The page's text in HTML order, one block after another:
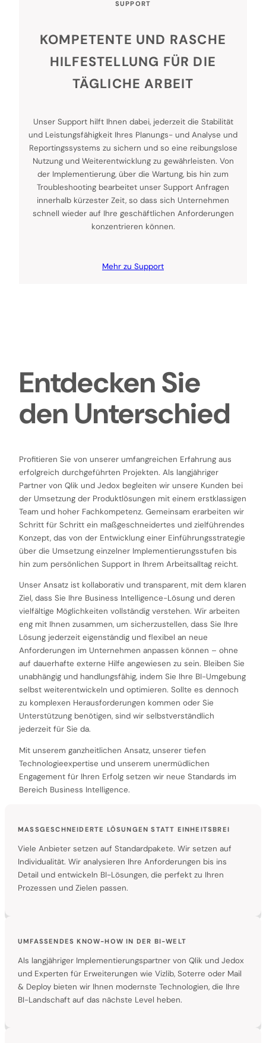
SUPPORT
KOMPETENTE UND RASCHE
HILFESTELLUNG FÜR DIE
TÄGLICHE ARBEIT
Unser Support hilft Ihnen dabei, jederzeit die Stabilität
und Leistungsfähigkeit Ihres Planungs- und Analyse und
Reportingssystems zu sichern und so eine reibungslose
Nutzung und Weiterentwicklung zu gewährleisten. Von
der Implementierung, über die Wartung, bis hin zum
Troubleshooting bearbeitet unser Support Anfragen
innerhalb kürzester Zeit, so dass sich Unternehmen
schnell wieder auf Ihre geschäftlichen Anforderungen
konzentrieren können.
Mehr zu Support
Entdecken Sie
den Unterschied
Profitieren Sie von unserer umfangreichen Erfahrung aus
erfolgreich durchgeführten Projekten. Als langjähriger
Partner von Qlik und Jedox begleiten wir unsere Kunden bei
der Umsetzung der Produktlösungen mit einem erstklassigen
Team und hoher Fachkompetenz. Gemeinsam erarbeiten wir
Schritt für Schritt ein maßgeschneidertes und zielführendes
Konzept, das von der Entwicklung einer Einführungsstrategie
über die Umsetzung einzelner Implementierungsstufen bis
hin zum persönlichen Support in Ihrem Arbeitsalltag reicht.
Unser Ansatz ist kollaborativ und transparent, mit dem klaren
Ziel, dass Sie Ihre Business Intelligence-Lösung und deren
vielfältige Möglichkeiten vollständig verstehen. Wir arbeiten
eng mit Ihnen zusammen, um sicherzustellen, dass Sie Ihre
Lösung jederzeit eigenständig und flexibel an neue
Anforderungen im Unternehmen anpassen können – ohne
auf dauerhafte externe Hilfe angewiesen zu sein. Bleiben Sie
unabhängig und handlungsfähig, indem Sie Ihre BI-Umgebung
selbst weiterentwickeln und optimieren. Sollte es dennoch
zu komplexen Herausforderungen kommen oder Sie
Unterstützung benötigen, sind wir selbstverständlich
jederzeit für Sie da.
Mit unserem ganzheitlichen Ansatz, unserer tiefen
Technologieexpertise und unserem unermüdlichen
Engagement für Ihren Erfolg setzen wir neue Standards im
Bereich Business Intelligence.
MASSGESCHNEIDERTE LÖSUNGEN STATT EINHEITSBREI
Viele Anbieter setzen auf Standardpakete. Wir setzen auf
Individualität. Wir analysieren Ihre Anforderungen bis ins
Detail und entwickeln BI-Lösungen, die perfekt zu Ihren
Prozessen und Zielen passen.
UMFASSENDES KNOW-HOW IN DER BI-WELT
Als langjähriger Implementierungspartner von Qlik und Jedox
und Experten für Erweiterungen wie Vizlib, Soterre oder Mail
& Deploy bieten wir Ihnen modernste Technologien, die Ihre
BI-Landschaft auf das nächste Level heben.